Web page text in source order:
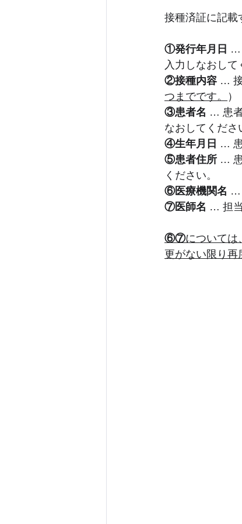
接種済証に記載
①発行年月日 …
入力しなおして
②接種内容 …
つまでです。
）
③患者名 … 患
なおしてくださ
④生年月日 …
⑤患者住所 …
ください。
⑥医療機関名 …
⑦医師名 … 担
⑥⑦については
更がない限り再